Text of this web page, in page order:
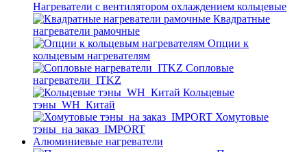
Нагреватели с вентилятором охлаждением кольцевые
Квадратные
нагреватели рамочные
Опции к
кольцевым нагревателям
Cопловые
нагреватели_ITKZ
Кольцевые
тэны_WH_Китай
Хомутовые
тэны_на заказ_IMPORT
Алюминиевые нагреватели